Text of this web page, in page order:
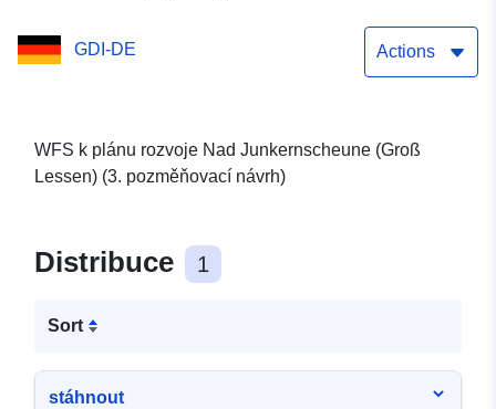
GDI-DE Actions
WFS k plánu rozvoje Nad Junkernscheune (Groß
Lessen) (3. pozměňovací návrh)
Distribuce 1
Sort
stáhnout